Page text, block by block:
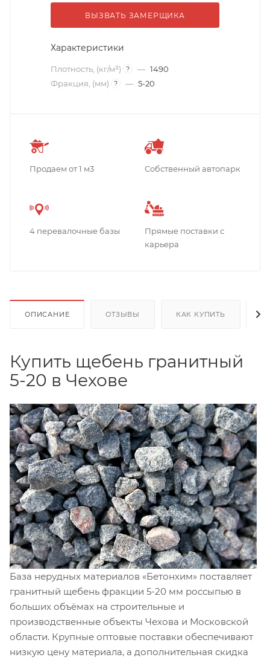
ВЫЗВАТЬ ЗАМЕРЩИКА
Характеристики
Плотность, (кг/м³) ? — 1490
Фракция, (мм)
? — 5-20
Продаем от 1 м3 Собственный автопарк
4 перевалочные базы
Прямые поставки с
карьера
ОПИСАНИЕ ОТЗЫВЫ КАК КУПИТЬ
Купить щебень гранитный
5-20 в Чехове
База нерудных материалов «Бетонхим» поставляет
гранитный щебень фракции 5-20 мм россыпью в
больших объёмах на строительные и
производственные объекты Чехова и Московской
области. Крупные оптовые поставки обеспечивают
низкую цену материала, а дополнительная скидка